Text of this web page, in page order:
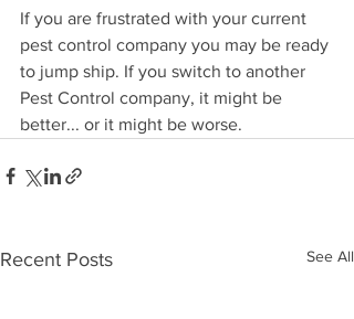
If you are frustrated with your current
pest control company you may be ready
to jump ship. If you switch to another
Pest Control company, it might be
better... or it might be worse.
Recent Posts See All